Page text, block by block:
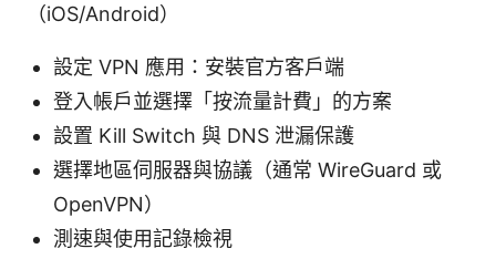
（iOS/Android）
設定 VPN 應用：安裝官方客戶端
登入帳戶並選擇「按流量計費」的方案
設置 Kill Switch 與 DNS 泄漏保護
選擇地區伺服器與協議（通常 WireGuard 或
OpenVPN）
測速與使用記錄檢視